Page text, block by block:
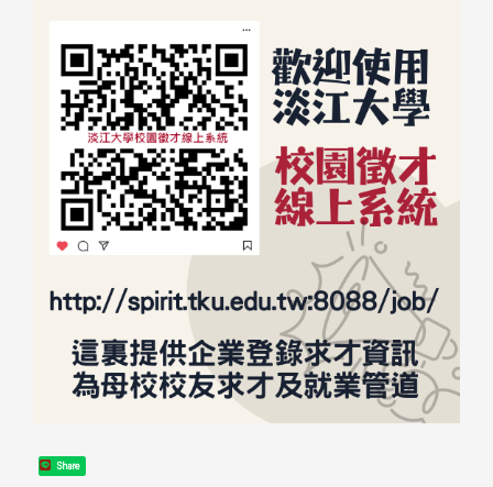
Share